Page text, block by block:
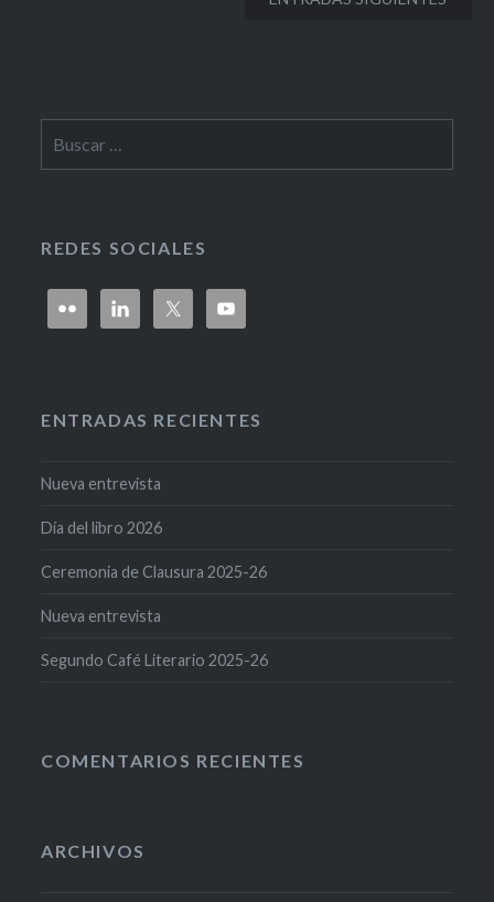
REDES SOCIALES
ENTRADAS RECIENTES
Nueva entrevista
Día del libro 2026
Ceremonia de Clausura 2025-26
Nueva entrevista
Segundo Café Literario 2025-26
COMENTARIOS RECIENTES
ARCHIVOS